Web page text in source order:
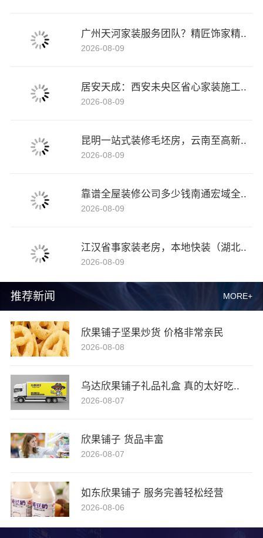
推荐新闻 MORE+
欣果铺子坚果炒货 价格非常亲民
2026-08-08
乌达欣果铺子礼品礼盒 真的太好吃..
2026-08-07
欣果铺子 货品丰富
2026-08-07
如东欣果铺子 服务完善轻松经营
2026-08-06
广州天河家装服务团队？精匠饰家精..
2026-08-09
居安天成：西安未央区省心家装施工..
2026-08-09
昆明一站式装修毛坯房，云南至高新..
2026-08-09
靠谱全屋装修公司多少钱南通宏域全..
2026-08-09
江汉省事家装老房，本地快装（湖北..
2026-08-09